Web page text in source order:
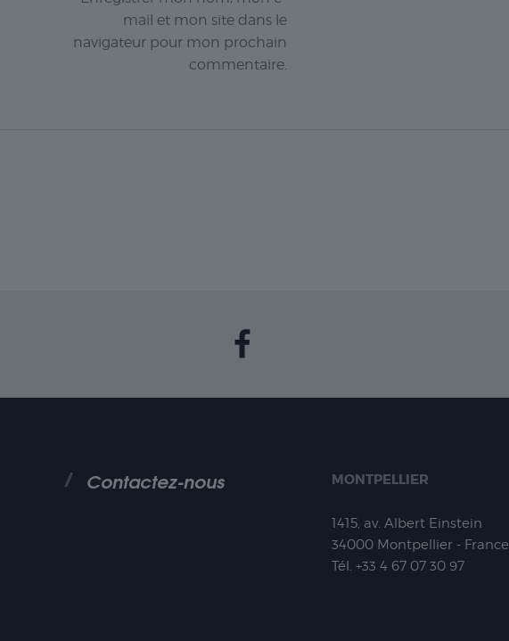
mail et mon site dans le
navigateur pour mon prochain
commentaire.
Contactez-nous MONTPELLIER
1415, av. Albert Einstein
34000 Montpellier - France
Tél. +33 4 67 07 30 97